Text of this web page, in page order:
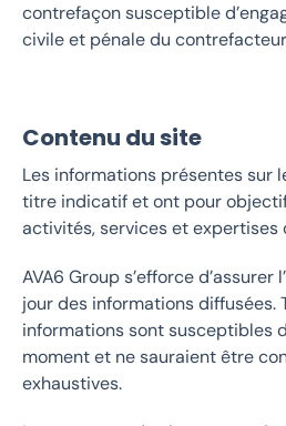
contrefaçon susceptible
civile et pénale du
Contenu du site
Les informations présentes sur
titre indicatif et ont pour
activités, services et expertises
AVA6 Group s’efforce
jour des informations diffusées.
informations sont susceptibles
moment et ne sauraient être
exhaustives.